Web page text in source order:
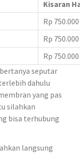
Kisaran
Rp
Rp
Rp
seputar
dahulu
yang pas
silahkan
bisa terhubung
langsung